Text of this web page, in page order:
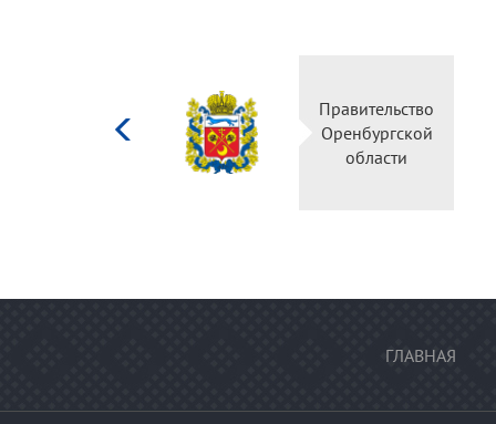
Правительство
Оренбургской
области
ГЛАВНАЯ